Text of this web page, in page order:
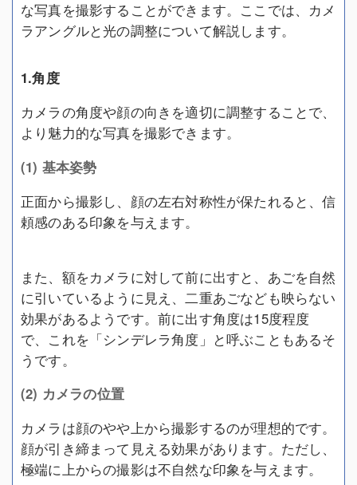
な写真を撮影することができます。ここでは、カメ
ラアングルと光の調整について解説します。
1.角度
カメラの角度や顔の向きを適切に調整することで、
より魅力的な写真を撮影できます。
(1) 基本姿勢
正面から撮影し、顔の左右対称性が保たれると、信
頼感のある印象を与えます。
また、額をカメラに対して前に出すと、あごを自然
に引いているように見え、二重あごなども映らない
効果があるようです。前に出す角度は15度程度
で、これを「シンデレラ角度」と呼ぶこともあるそ
うです。
(2) カメラの位置
カメラは顔のやや上から撮影するのが理想的です。
顔が引き締まって見える効果があります。ただし、
極端に上からの撮影は不自然な印象を与えます。